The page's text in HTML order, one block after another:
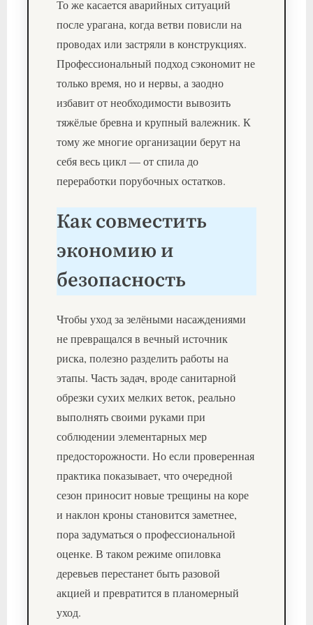
То же касается аварийных ситуаций
после урагана, когда ветви повисли на
проводах или застряли в конструкциях.
Профессиональный подход сэкономит не
только время, но и нервы, а заодно
избавит от необходимости вывозить
тяжёлые бревна и крупный валежник. К
тому же многие организации берут на
себя весь цикл — от спила до
переработки порубочных остатков.
Как совместить
экономию и
безопасность
Чтобы уход за зелёными насаждениями
не превращался в вечный источник
риска, полезно разделить работы на
этапы. Часть задач, вроде санитарной
обрезки сухих мелких веток, реально
выполнять своими руками при
соблюдении элементарных мер
предосторожности. Но если проверенная
практика показывает, что очередной
сезон приносит новые трещины на коре
и наклон кроны становится заметнее,
пора задуматься о профессиональной
оценке. В таком режиме опиловка
деревьев перестанет быть разовой
акцией и превратится в планомерный
уход.